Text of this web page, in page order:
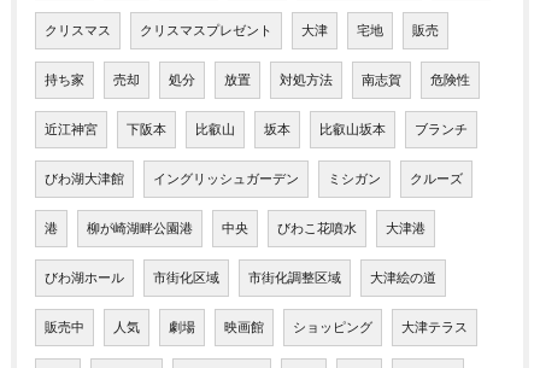
クリスマス クリスマスプレゼント 大津 宅地 販売
持ち家 売却 処分 放置 対処方法 南志賀 危険性
近江神宮 下阪本 比叡山 坂本 比叡山坂本 ブランチ
びわ湖大津館 イングリッシュガーデン ミシガン クルーズ
港 柳が崎湖畔公園港 中央 びわこ花噴水 大津港
びわ湖ホール 市街化区域 市街化調整区域 大津絵の道
販売中 人気 劇場 映画館 ショッピング 大津テラス